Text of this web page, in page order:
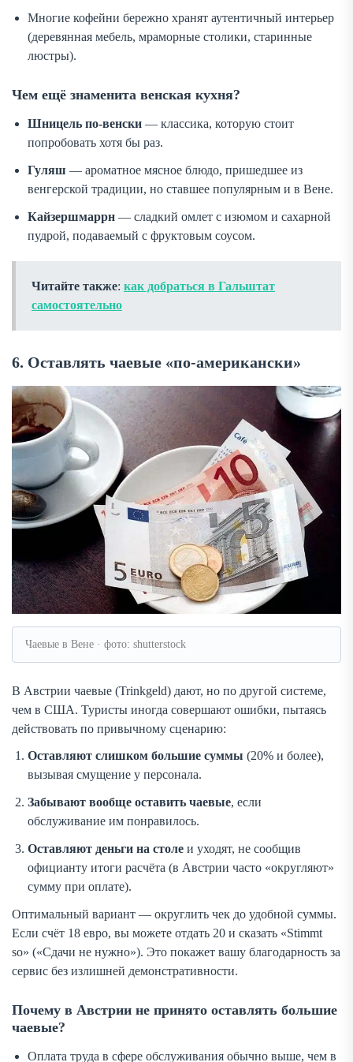
Многие кофейни бережно хранят аутентичный интерьер
(деревянная мебель, мраморные столики, старинные
люстры).
Чем ещё знаменита венская кухня?
Шницель по-венски — классика, которую стоит
попробовать хотя бы раз.
Гуляш — ароматное мясное блюдо, пришедшее из
венгерской традиции, но ставшее популярным и в Вене.
Кайзершмаррн — сладкий омлет с изюмом и сахарной
пудрой, подаваемый с фруктовым соусом.
Читайте также: как добраться в Гальштат
самостоятельно
6. Оставлять чаевые «по-американски»
Чаевые в Вене · фото: shutterstock
В Австрии чаевые (Trinkgeld) дают, но по другой системе,
чем в США. Туристы иногда совершают ошибки, пытаясь
действовать по привычному сценарию:
Оставляют слишком большие суммы (20% и более),
вызывая смущение у персонала.
Забывают вообще оставить чаевые, если
обслуживание им понравилось.
Оставляют деньги на столе и уходят, не сообщив
официанту итоги расчёта (в Австрии часто «округляют»
сумму при оплате).
Оптимальный вариант — округлить чек до удобной суммы.
Если счёт 18 евро, вы можете отдать 20 и сказать «Stimmt
so» («Сдачи не нужно»). Это покажет вашу благодарность за
сервис без излишней демонстративности.
Почему в Австрии не принято оставлять большие
чаевые?
Оплата труда в сфере обслуживания обычно выше, чем в